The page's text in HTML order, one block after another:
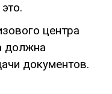
центра
должна
документов.